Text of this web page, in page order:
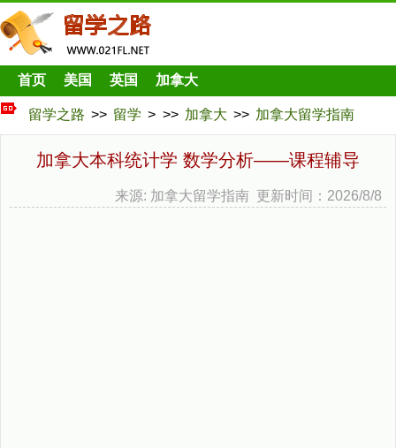
首页 美国 英国 加拿大
留学之路 >> 留学 > >> 加拿大 >> 加拿大留学指南
加拿大本科统计学 数学分析——课程辅导
来源: 加拿大留学指南 更新时间：2026/8/8